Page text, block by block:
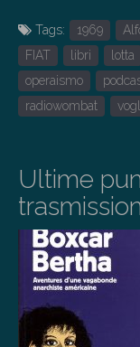
Tags: 1969
FIAT
libri lotta
operaismo
radiowombat
Ultime